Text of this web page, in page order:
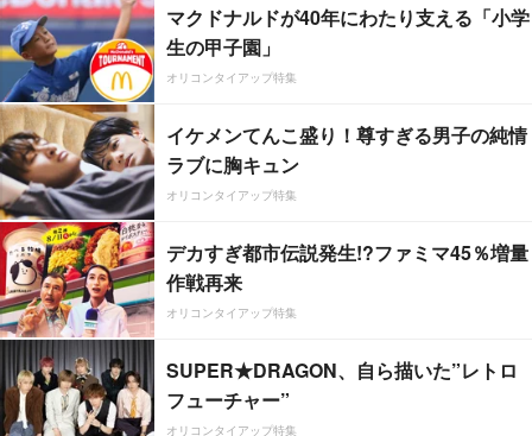
マクドナルドが40年にわたり支える「小学
生の甲子園」
オリコンタイアップ特集
イケメンてんこ盛り！尊すぎる男子の純情
ラブに胸キュン
オリコンタイアップ特集
デカすぎ都市伝説発生!?ファミマ45％増量
作戦再来
オリコンタイアップ特集
SUPER★DRAGON、自ら描いた”レトロ
フューチャー”
オリコンタイアップ特集